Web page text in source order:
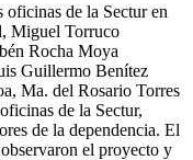
de la Sectur en
Miguel Torruco
Rocha Moya
Guillermo Benítez
Ma. del Rosario Torres
de la Sectur,
de la dependencia. El
el proyecto y